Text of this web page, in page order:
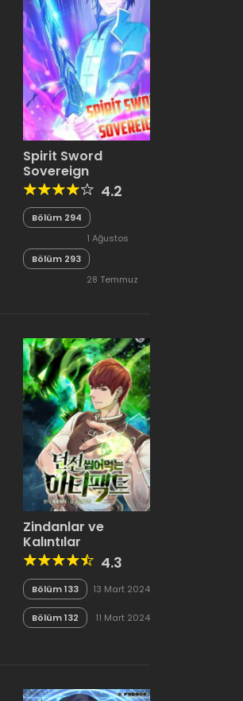
Spirit Sword
Sovereign
4.2
Bölüm 294
1 Ağustos
2024
Bölüm 293
28 Temmuz
Zindanlar ve
Kalıntılar
4.3
Bölüm 133 13 Mart 2024
Bölüm 132 11 Mart 2024